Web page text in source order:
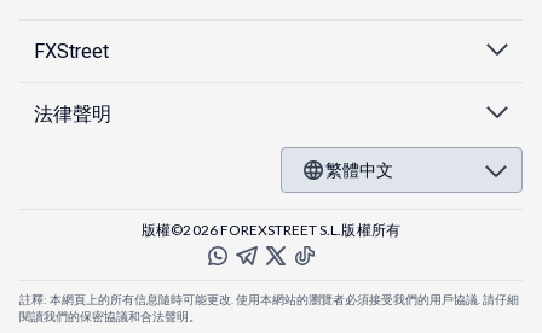
FXStreet
法律聲明
繁體中文
版權©2026 FOREXSTREET S.L.版權所有
註釋: 本網頁上的所有信息隨時可能更改. 使用本網站的瀏覽者必須接受我們的用戶協議. 請仔細
閱讀我們的保密協議和合法聲明。